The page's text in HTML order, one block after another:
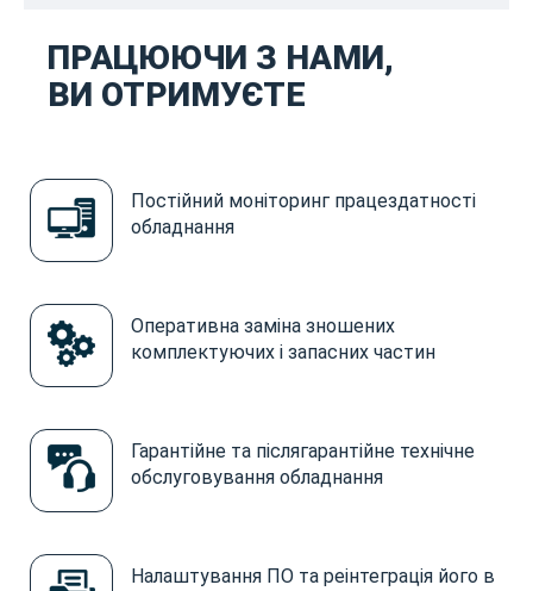
ПРАЦЮЮЧИ З НАМИ,
ВИ ОТРИМУЄТЕ
Постійний моніторинг працездатності
обладнання
Оперативна заміна зношених
комплектуючих і запасних частин
Гарантійне та післягарантійне технічне
обслуговування обладнання
Налаштування ПО та реінтеграція його в